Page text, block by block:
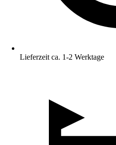
Lieferzeit ca. 1-2 Werktage